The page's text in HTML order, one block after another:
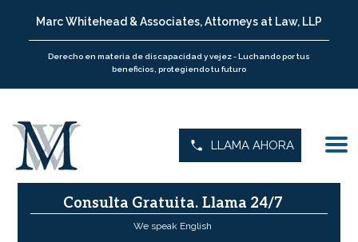
Marc Whitehead & Associates, Attorneys at Law, LLP
Derecho en materia de discapacidad y vejez - Luchando por tus
beneficios, protegiendo tu futuro
LLAMA AHORA
Consulta Gratuita. Llama 24/7
We speak English